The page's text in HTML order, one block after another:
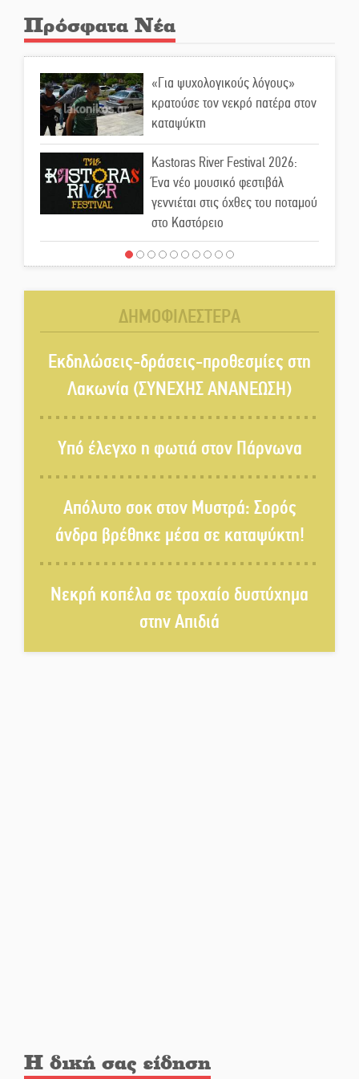
Πρόσφατα Νέα
«Για ψυχολογικούς λόγους»
κρατούσε τον νεκρό πατέρα στον
καταψύκτη
Kastoras River Festival 2026:
Ένα νέο μουσικό φεστιβάλ
γεννιέται στις όχθες του ποταμού
στο Καστόρειο
Τα ζάρια παίρνουν «φωτιά» στην
Αυθεντικό γλέντι με «Γιορτή
Βραστού» στη Σοχά
Το τελεφερίκ της Μονεμβασιάς
στο τραπέζι του δημόσιου
διαλόγου
Πολιτισμός και παράδοση δίνουν
ραντεβού στην Αγόριανη
δυναμικό καλοκαιρινό party
Διακοπή μαθημάτων στο
Οδύνη στην Απιδιά για τον χαμό
ΔΗΜΟΦΙΛΕΣΤΕΡΑ
Εκδηλώσεις-δράσεις-προθεσμίες στη
Λακωνία (ΣΥΝΕΧΗΣ ΑΝΑΝΕΩΣΗ)
Υπό έλεγχο η φωτιά στον Πάρνωνα
Απόλυτο σοκ στον Μυστρά: Σορός
άνδρα βρέθηκε μέσα σε καταψύκτη!
Νεκρή κοπέλα σε τροχαίο δυστύχημα
στην Απιδιά
Η δική σας είδηση